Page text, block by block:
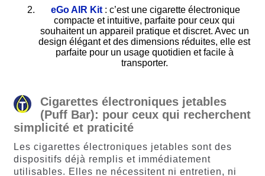
eGo AIR Kit : c’est une cigarette électronique
compacte et intuitive, parfaite pour ceux qui
souhaitent un appareil pratique et discret. Avec un
design élégant et des dimensions réduites, elle est
parfaite pour un usage quotidien et facile à
transporter.
Cigarettes électroniques jetables
(Puff Bar): pour ceux qui recherchent
simplicité et praticité
Les cigarettes électroniques jetables sont des
dispositifs déjà remplis et immédiatement
utilisables. Elles ne nécessitent ni entretien, ni